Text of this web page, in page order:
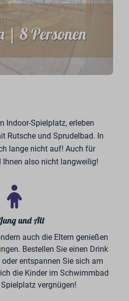
8 Personen
Indoor-Spielplatz, erleben
Rutsche und Sprudelbad. In
lange nicht auf! Auch für
Ihnen also nicht langweilig!
und Alt
auch die Eltern genießen
Bestellen Sie einen Drink
oder entspannen Sie sich am
die Kinder im Schwimmbad
vergnügen!